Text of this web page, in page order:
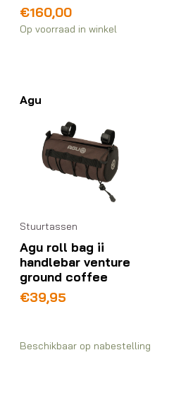
€160,00
Op voorraad in winkel
Agu
Stuurtassen
Agu roll bag ii
handlebar venture
ground coffee
€39,95
Beschikbaar op nabestelling